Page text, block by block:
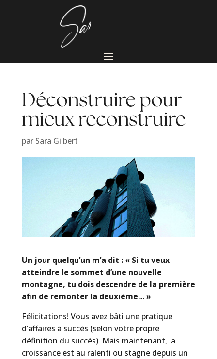
Déconstruire pour
mieux reconstruire
par Sara Gilbert
Un jour quelqu’un m’a dit : « Si tu veux
atteindre le sommet d’une nouvelle
montagne, tu dois descendre de la première
afin de remonter la deuxième… »
Félicitations! Vous avez bâti une pratique
d’affaires à succès (selon votre propre
définition du succès). Mais maintenant, la
croissance est au ralenti ou stagne depuis un